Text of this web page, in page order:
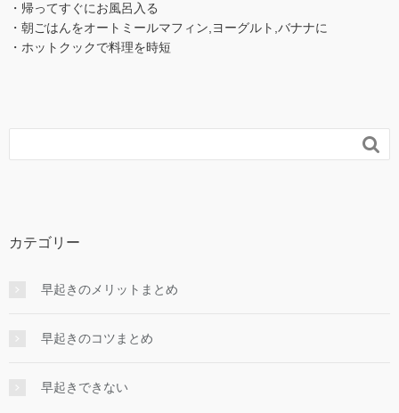
・帰ってすぐにお風呂入る
・朝ごはんをオートミールマフィン,ヨーグルト,バナナに
・ホットクックで料理を時短

カテゴリー
早起きのメリットまとめ
早起きのコツまとめ
早起きできない